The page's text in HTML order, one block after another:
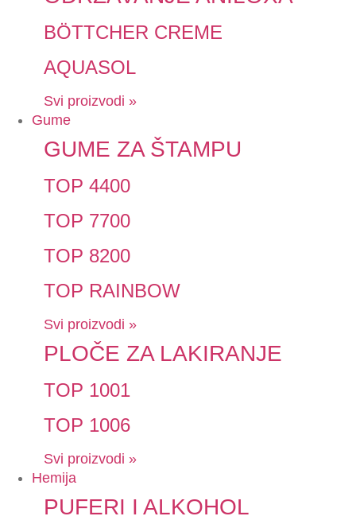
BÖTTCHER CREME
AQUASOL
Svi proizvodi »
Gume
GUME ZA ŠTAMPU
TOP 4400
TOP 7700
TOP 8200
TOP RAINBOW
Svi proizvodi »
PLOČE ZA LAKIRANJE
TOP 1001
TOP 1006
Svi proizvodi »
Hemija
PUFERI I ALKOHOL